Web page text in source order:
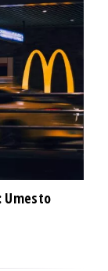
Umesto